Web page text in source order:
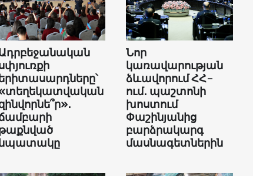
Նոր
կառավարության
ձևավորում ՀՀ-
ում․ պաշտոնի
խոստում
Փաշինյանից
բարձրակարգ
մասնագետներին